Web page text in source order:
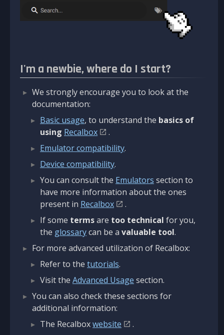
I'm a newbie, where do I start?
We strongly encourage you to look at the
documentation:
Basic usage, to understand the basics of
using Recalbox
.
Emulator compatibility.
Device compatibility.
You can consult the Emulators section to
have more information about the ones
present in Recalbox
.
If some termsare too technical for you,
the glossarycan be a valuable tool.
For more advanced utilization of Recalbox:
Refer to the tutorials.
Visit the Advanced Usage section.
You can also check these sections for
additional information:
The Recalboxwebsite
.